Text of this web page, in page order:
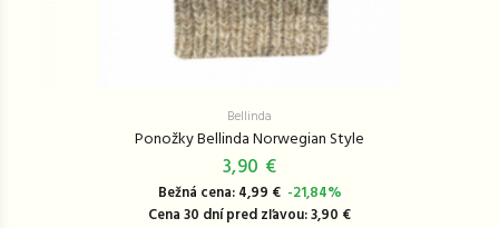
Bellinda
Ponožky Bellinda Norwegian Style
3,90 €
Bežná cena: 4,99 € -21,84%
Cena 30 dní pred zľavou: 3,90 €